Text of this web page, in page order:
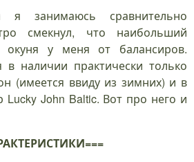
я занимаюсь сравнительно
смекнул, что наибольший
окуня у меня от балансиров.
наличии практически только
(имеется ввиду из зимних) и в
Lucky John Baltic. Вот про него и